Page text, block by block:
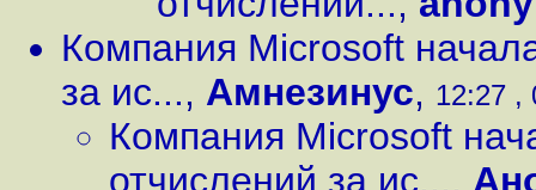
Компания Microsoft
за ис..., Амнезинус, 12:27 ,
Компания Microsoft
отчислений за ис...,